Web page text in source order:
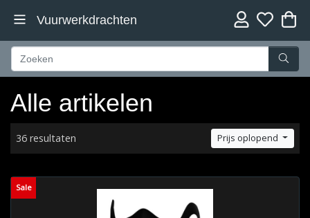
Vuurwerkdrachten
Alle artikelen
36 resultaten Prijs oplopend
Sale